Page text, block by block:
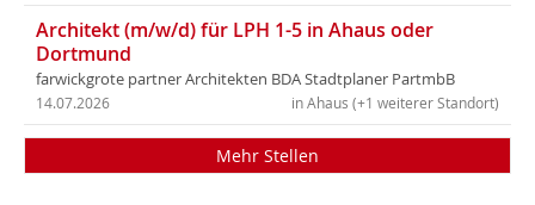
Architekt (m/w/d) für LPH 1-5 in Ahaus oder
Dortmund
farwickgrote partner Architekten BDA Stadtplaner PartmbB
in Ahaus (+1 weiterer Standort)
14.07.2026
Mehr Stellen